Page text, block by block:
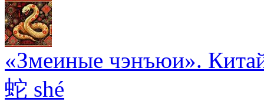
«Змеиные чэнъюи».
蛇 shé